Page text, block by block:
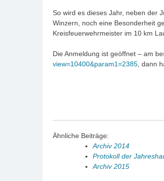
So wird es dieses Jahr, neben der
Winzern, noch eine Besonderheit
Kreisfeuerwehrmeister im 10 km
Die Anmeldung ist geöffnet – am
view=10400&param1=2385 , dann
Ähnliche Beiträge:
Archiv 2014
Protokoll der
Archiv 2015